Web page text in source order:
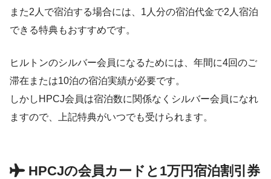
また2人で宿泊する場合には、1人分の宿泊代金で2人宿泊
できる特典もおすすめです。
ヒルトンのシルバー会員になるためには、年間に4回のご
滞在または10泊の宿泊実績が必要です。
しかしHPCJ会員は宿泊数に関係なくシルバー会員になれ
ますので、上記特典がいつでも受けられます。
HPCJの会員カードと1万円宿泊割引券